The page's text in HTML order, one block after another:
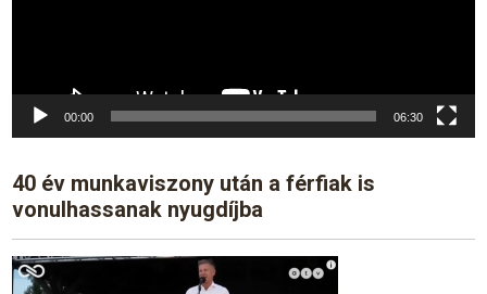
00:00 06:30
40 év munkaviszony után a férfiak is
vonulhassanak nyugdíjba